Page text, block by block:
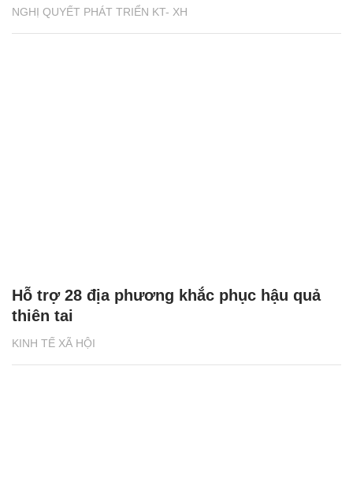
NGHỊ QUYẾT PHÁT TRIỂN KT- XH
KINH TẾ XÃ HỘI
Hỗ trợ 28 địa phương khắc phục hậu quả
thiên tai